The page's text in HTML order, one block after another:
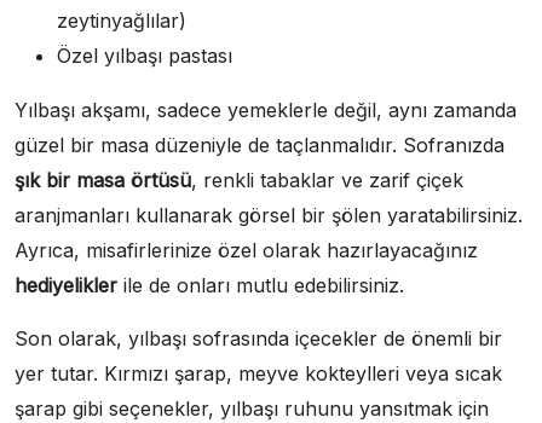
zeytinyağlılar)
Özel yılbaşı pastası
Yılbaşı akşamı, sadece yemeklerle değil, aynı zamanda
güzel bir masa düzeniyle de taçlanmalıdır. Sofranızda
şık bir masa örtüsü, renkli tabaklar ve zarif çiçek
aranjmanları kullanarak görsel bir şölen yaratabilirsiniz.
Ayrıca, misafirlerinize özel olarak hazırlayacağınız
hediyelikler ile de onları mutlu edebilirsiniz.
Son olarak, yılbaşı sofrasında içecekler de önemli bir
yer tutar. Kırmızı şarap, meyve kokteylleri veya sıcak
şarap gibi seçenekler, yılbaşı ruhunu yansıtmak için